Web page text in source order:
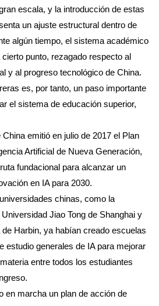
escala, y la introducción de estas
un ajuste estructural dentro de
algún tiempo, el sistema académico
punto, rezagado respecto al
y al progreso tecnológico de China.
es, por tanto, un paso importante
el sistema de educación superior,
emitió en julio de 2017 el Plan
Artificial de Nueva Generación,
fundacional para alcanzar un
en IA para 2030.
chinas, como la
Jiao Tong de Shanghai y
Harbin, ya habían creado escuelas
estudio generales de IA para mejorar
entre todos los estudiantes
en marcha un plan de acción de